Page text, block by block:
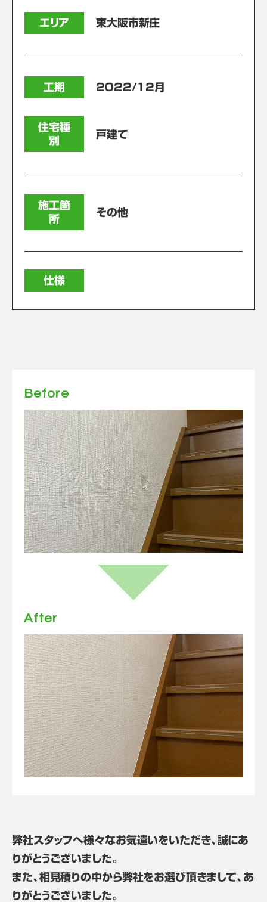
エリア 東大阪市新庄
工期 2022/12月
住宅種
別
戸建て
施工箇
所
その他
仕様
Before
After
弊社スタッフへ様々なお気遣いをいただき、誠にあ
りがとうございました。
また、相見積りの中から弊社をお選び頂きまして、あ
りがとうございました。